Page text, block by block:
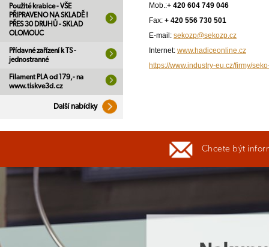
Použité krabice - VŠE
PŘIPRAVENO NA SKLADĚ !
PŘES 30 DRUHŮ - SKLAD
OLOMOUC
Přídavné zařízení k TS -
jednostranné
Filament PLA od 179,- na
www.tiskve3d.cz
Další nabídky
Mob.:+ 420 604 749 046
Fax: + 420 556 730 501
E-mail: sekozp@sekozp.cz
Internet: www.hadiceonline.cz
https://www.industry-eu.cz/firmy/
Chcete být